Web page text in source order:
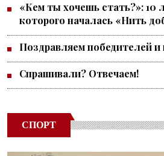
«Кем ты хочешь стать?»: 10
которого началась «Нить
Поздравляем победителей и
Спрашивали? Отвечаем!
СПОРТ